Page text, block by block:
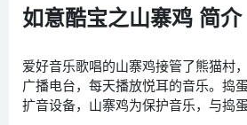
如意酷宝之山寨鸡 简介
爱好音乐歌唱的山寨鸡接管了熊猫村
广播电台，每天播放悦耳的音乐。捣
扩音设备，山寨鸡为保护音乐，与捣